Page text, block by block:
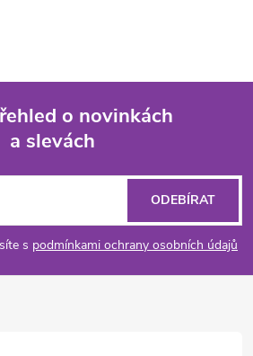
o novinkách
a slevách
s podmínkami ochrany osobních údajů
ODEBÍRAT